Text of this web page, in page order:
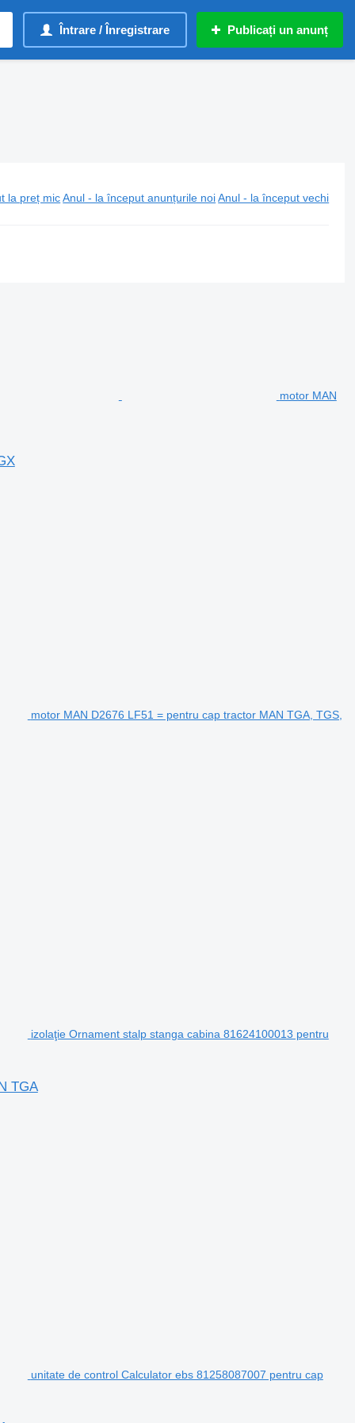
Întrare / Înregistrare Publicați un anunț
la preț mic Anul - la început anunțurile noi Anul - la început vechi
motor MAN
motor MAN D2676 LF51 = pentru cap tractor MAN TGA, TGS,
izolaţie Ornament stalp stanga cabina 81624100013 pentru
TGA
unitate de control Calculator ebs 81258087007 pentru cap